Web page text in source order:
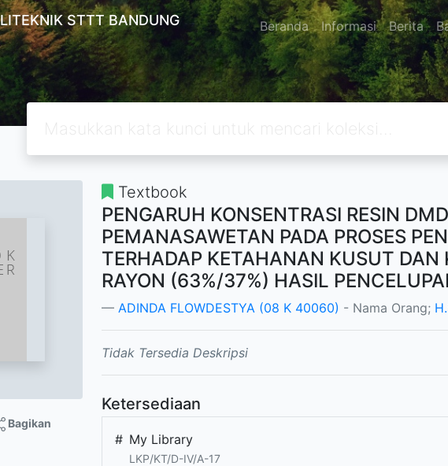
STTT BANDUNG Beranda Informasi Berita
Bagikan
Textbook
PENGARUH KONSENTRASI RESIN
PEMANASAWETAN PADA PROSES
TERHADAP KETAHANAN KUSUT
RAYON (63%/37%) HASIL
ADINDA FLOWDESTYA (08 K 40060) - Nama Orang;
Tidak Tersedia Deskripsi
Ketersediaan
# My Library
LKP/KT/D-IV/A-17